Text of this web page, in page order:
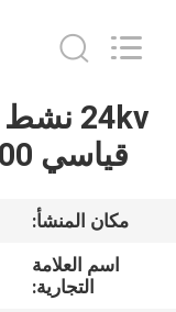
الصفحة
الرئيسية
منتجات
(Group)
Co.,Ltd..
قياسي PRW10-12F / 200 نوع
مكان المنشأ:
اسم العلامة
التجارية: